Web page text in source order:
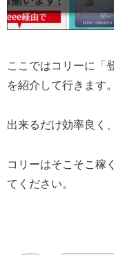
ここではコリーに「
を紹介して行きます。
出来るだけ効率良く
コリーはそこそこ稼
てください。